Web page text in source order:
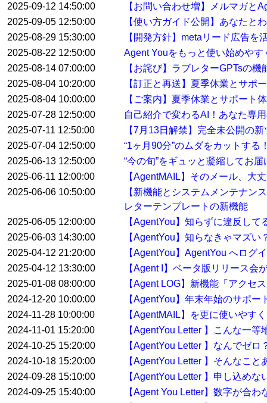
2025-09-12 14:50:00
【お問い合わせ増】メルマガと
2025-09-05 12:50:00
【使い方ガイド公開】あなたと
2025-08-29 15:30:00
【開発方針】metaリード広告を
2025-08-22 12:50:00
Agent Youをもっと使い始めや
2025-08-14 07:00:00
【お詫び】ラブレターGPTsの
2025-08-04 10:20:00
【訂正と再送】夏季休業とサポ
2025-08-04 10:00:00
【ご案内】夏季休業とサポート
2025-07-28 12:50:00
自己紹介で変わるAI！あなた専
2025-07-11 12:50:00
【7月13日解禁】完全未公開の
2025-07-04 12:50:00
“1ヶ月90分”のムダをカットす
2025-06-13 12:50:00
“今の旬”をギュッと凝縮してお
2025-06-11 12:00:00
【AgentMAIL】そのメール、大
2025-06-06 10:50:00
【新機能とシステムメンテナン
レターテンプレートの新機能
2025-06-05 12:00:00
【AgentYou】知らずに違反し
2025-06-03 14:30:00
【AgentYou】知らなきゃマズ
2025-04-12 21:20:00
【AgentYou】AgentYou へログ
2025-04-12 13:30:00
【Agent I】ベータ版リリース会
2025-01-08 08:00:00
【Agent LOG】新機能「アクセ
2024-12-20 10:00:00
【AgentYou】年末年始のサポー
2024-11-28 10:00:00
【AgentMAIL】を更に使いやす
2024-11-01 15:20:00
【AgentYou Letter 】こんな一
2024-10-25 15:20:00
【AgentYou Letter 】なんでゼ
2024-10-18 15:20:00
【AgentYou Letter 】そんなこ
2024-09-28 15:10:00
【AgentYou Letter 】申し込め
2024-09-25 15:40:00
【Agent You Letter】数字が合